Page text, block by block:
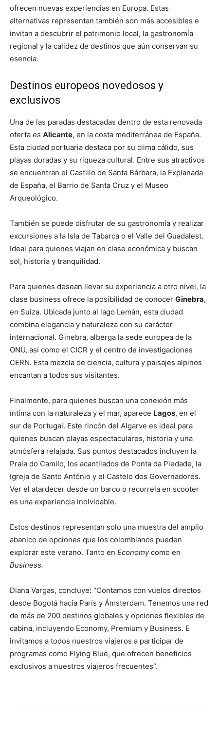
ofrecen nuevas experiencias en Europa. Estas
alternativas representan también son más accesibles e
invitan a descubrir el patrimonio local, la gastronomía
regional y la calidez de destinos que aún conservan su
esencia.
Destinos europeos novedosos y
exclusivos
Una de las paradas destacadas dentro de esta renovada
oferta es Alicante, en la costa mediterránea de España.
Esta ciudad portuaria destaca por su clima cálido, sus
playas doradas y su riqueza cultural. Entre sus atractivos
se encuentran el Castillo de Santa Bárbara, la Explanada
de España, el Barrio de Santa Cruz y el Museo
Arqueológico.
También se puede disfrutar de su gastronomía y realizar
excursiones a la Isla de Tabarca o el Valle del Guadalest.
Ideal para quienes viajan en clase económica y buscan
sol, historia y tranquilidad.
Para quienes desean llevar su experiencia a otro nivel, la
clase business ofrece la posibilidad de conocer Ginebra,
en Suiza. Ubicada junto al lago Lemán, esta ciudad
combina elegancia y naturaleza con su carácter
internacional. Ginebra, alberga la sede europea de la
ONU, así como el CICR y el centro de investigaciones
CERN. Esta mezcla de ciencia, cultura y paisajes alpinos
encantan a todos sus visitantes.
Finalmente, para quienes buscan una conexión más
íntima con la naturaleza y el mar, aparece Lagos, en el
sur de Portugal. Este rincón del Algarve es ideal para
quienes buscan playas espectaculares, historia y una
atmósfera relajada. Sus puntos destacados incluyen la
Praia do Camilo, los acantilados de Ponta da Piedade, la
Igreja de Santo António y el Castelo dos Governadores.
Ver el atardecer desde un barco o recorrela en scooter
es una experiencia inolvidable.
Estos destinos representan solo una muestra del amplio
abanico de opciones que los colombianos pueden
explorar este verano. Tanto en Economycomo en
Business.
Diana Vargas, concluye: “Contamos con vuelos directos
desde Bogotá hacia París y Ámsterdam. Tenemos una red
de más de 200 destinos globales y opciones flexibles de
cabina, incluyendo Economy, Premium y Business. E
invitamos a todos nuestros viajeros a participar de
programas como Flying Blue, que ofrecen beneficios
exclusivos a nuestros viajeros frecuentes”.